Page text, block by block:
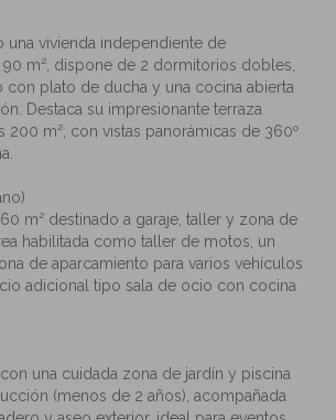
una vivienda independiente de
m², dispone de 2 dormitorios dobles,
plato de ducha y una cocina abierta
Destaca su impresionante terraza
200 m², con vistas panorámicas de 360º
m² destinado a garaje, taller y zona de
habilitada como taller de motos, un
de aparcamiento para varios vehículos
adicional tipo sala de ocio con cocina
con una cuidada zona de jardín y piscina
(menos de 2 años), acompañada